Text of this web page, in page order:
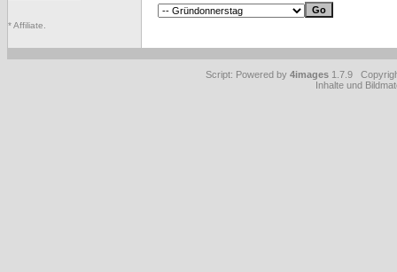
* Affiliate.
Script: Powered by 4images 1.7.9
Inhalte und